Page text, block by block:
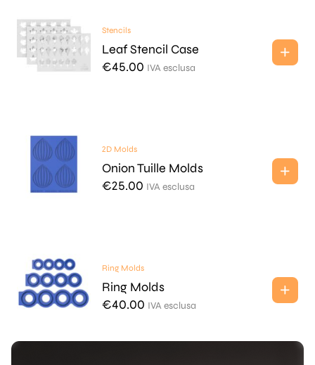
Stencils
Leaf Stencil Case
€45.00 IVA esclusa
2D Molds
Onion Tuille Molds
€25.00 IVA esclusa
Ring Molds
Ring Molds
€40.00 IVA esclusa